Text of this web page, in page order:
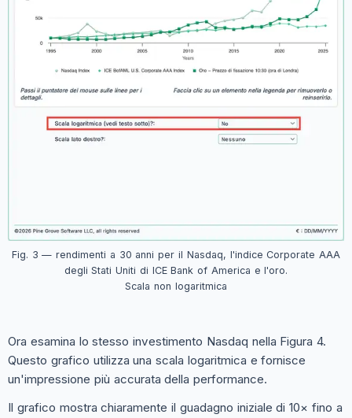
Fig. 3 — rendimenti a 30 anni per il Nasdaq, l'indice Corporate AAA
degli Stati Uniti di ICE Bank of America e l'oro.
Scala non logaritmica
Ora esamina lo stesso investimento Nasdaq nella Figura 4.
Questo grafico utilizza una scala logaritmica e fornisce
un'impressione più accurata della performance.
Il grafico mostra chiaramente il guadagno iniziale di 10× fino a